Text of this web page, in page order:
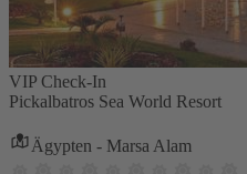
VIP Check-In
Pickalbatros Sea World Resort
Ägypten - Marsa Alam